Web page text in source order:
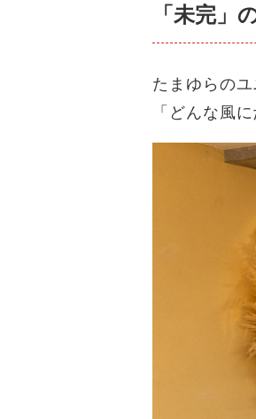
「未完」
たまゆらの
「どんな風